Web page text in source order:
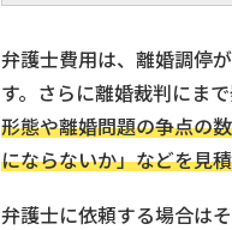
弁護士費用は、離婚調停
す。さらに離婚裁判にま
形態や離婚問題の争点の
にならないか」などを見
弁護士に依頼する場合は